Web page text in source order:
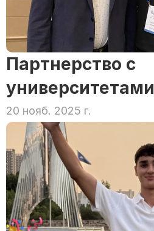
Партнерство с
университетами
20 нояб. 2025 г.